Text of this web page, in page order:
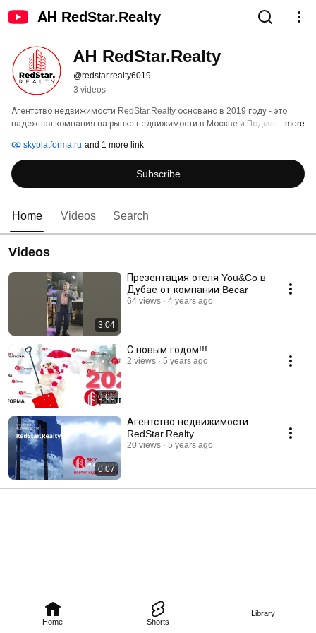
АН RedStar.Realty
Home Shorts
Library
АН RedStar.Realty
@redstar.realty6019
3 videos
Агентство недвижимости RedStar.Realty основано в 2019 году - это
надежная компания на рынке недвижимости в Москве и Подмосковье,
...more
skyplatforma.ru and 1 more link
Subscribe
Home Videos Search
Videos
3:04
Презентация отеля You&Co в
Дубае от компании Becar
64 views 4 years ago
0:06
С новым годом!!!
2 views 5 years ago
0:07
Агентство недвижимости
RedStar.Realty
20 views 5 years ago